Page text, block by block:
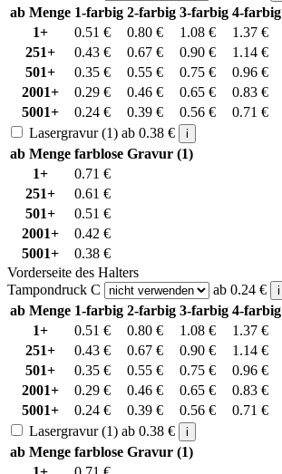
ab Menge 1-farbig 2-farbig 3-farbig 4-farbig
1+
0.51 € 0.80 € 1.08 € 1.37 €
251+
0.43 € 0.67 € 0.90 € 1.14 €
501+
0.35 € 0.55 € 0.75 € 0.96 €
2001+
0.29 € 0.46 € 0.65 € 0.83 €
5001+
0.24 € 0.39 € 0.56 € 0.71 €
Lasergravur (1) ab 0.38 € i
ab Menge farblose Gravur (1)
1+
0.71 €
251+
0.61 €
501+
0.51 €
2001+
0.42 €
5001+
0.38 €
Vorderseite des Halters
Tampondruck C
ab 0.24 € i
ab Menge 1-farbig 2-farbig 3-farbig 4-farbig
1+
0.51 € 0.80 € 1.08 € 1.37 €
251+
0.43 € 0.67 € 0.90 € 1.14 €
501+
0.35 € 0.55 € 0.75 € 0.96 €
2001+
0.29 € 0.46 € 0.65 € 0.83 €
5001+
0.24 € 0.39 € 0.56 € 0.71 €
Lasergravur (1) ab 0.38 € i
ab Menge farblose Gravur (1)